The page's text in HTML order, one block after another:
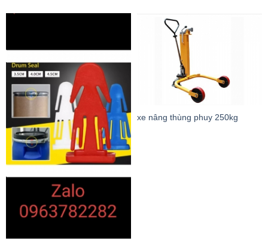
xe nâng thùng phuy 250kg